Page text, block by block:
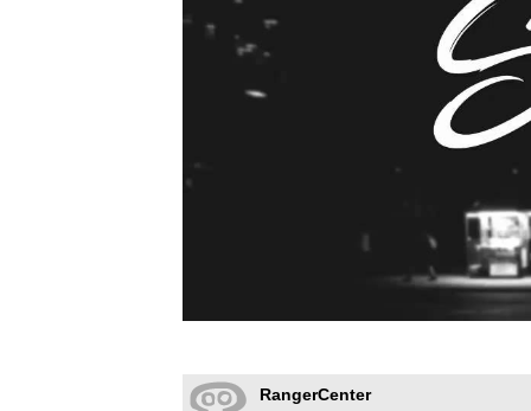
RangerCenter